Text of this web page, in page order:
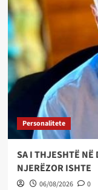
Personalitete
SA I THJESHTË NË
NJERËZOR ISHTE
06/08/2026 0